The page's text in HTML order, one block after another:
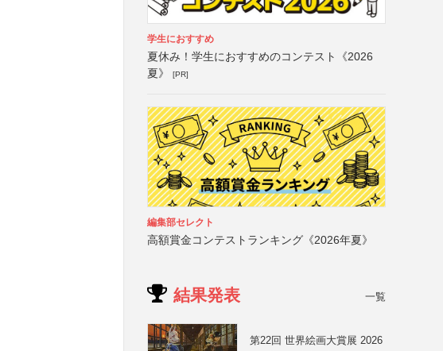
学生におすすめ
夏休み！学生におすすめのコンテスト《2026
夏》
[PR]
編集部セレクト
高額賞金コンテストランキング《2026年夏》
結果発表 一覧
第22回 世界絵画大賞展 2026